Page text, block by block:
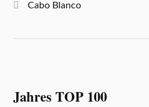
Cabo Blanco
Jahres TOP 100